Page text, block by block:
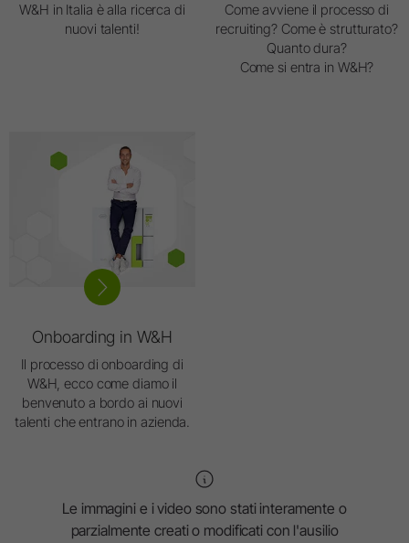
W&H in Italia è alla ricerca di
nuovi talenti!
Come avviene il processo di
recruiting? Come è strutturato?
Quanto dura?
Come si entra in W&H?
Onboarding in W&H
Il processo di onboarding di
W&H, ecco come diamo il
benvenuto a bordo ai nuovi
talenti che entrano in azienda.
Le immagini e i video sono stati interamente o
parzialmente creati o modificati con l'ausilio